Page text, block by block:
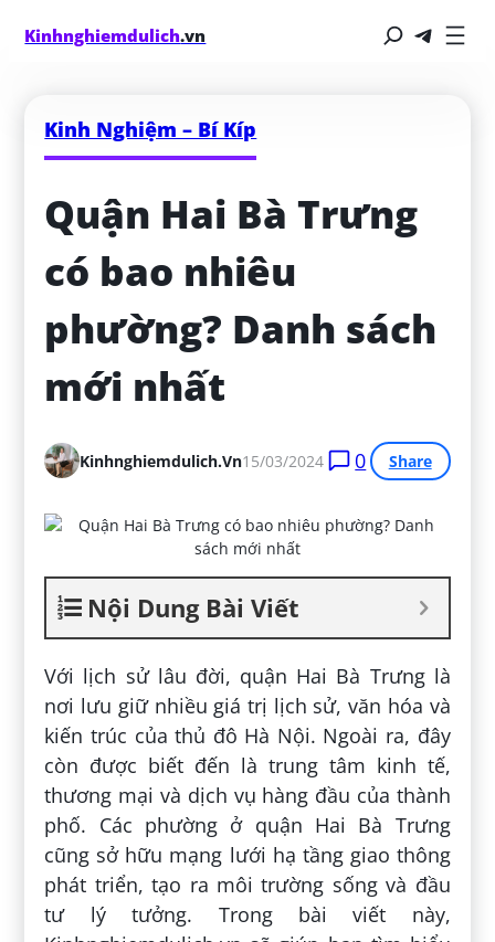
Kinhnghiemdulich.vn
Kinh Nghiệm – Bí Kíp
Quận Hai Bà Trưng
có bao nhiêu
phường? Danh sách
mới nhất
Kinhnghiemdulich.vn15/03/2024 0 Share
Nội Dung Bài Viết
Với lịch sử lâu đời, quận Hai Bà Trưng là
nơi lưu giữ nhiều giá trị lịch sử, văn hóa và
kiến trúc của thủ đô Hà Nội. Ngoài ra, đây
còn được biết đến là trung tâm kinh tế,
thương mại và dịch vụ hàng đầu của thành
phố. Các phường ở quận Hai Bà Trưng
cũng sở hữu mạng lưới hạ tầng giao thông
phát triển, tạo ra môi trường sống và đầu
tư lý tưởng. Trong bài viết này,